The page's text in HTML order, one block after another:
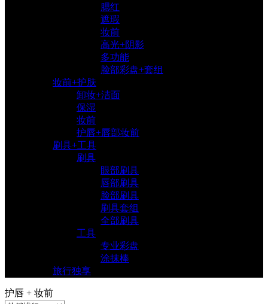
腮红
遮瑕
妆前
高光+阴影
多功能
脸部彩盘+套组
妆前+护肤
卸妆+洁面
保湿
妆前
护唇+唇部妆前
刷具+工具
刷具
眼部刷具
唇部刷具
脸部刷具
刷具套组
全部刷具
工具
专业彩盘
涂抹棒
旅行独享
护唇 + 妆前